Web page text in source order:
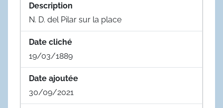
Description
N. D. del Pilar sur la place
Date cliché
19/03/1889
Date ajoutée
30/09/2021